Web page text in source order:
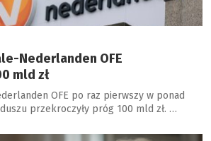
Nederlanden OFE
mld zł
OFE po raz pierwszy w ponad
przekroczyły próg 100 mld zł. …